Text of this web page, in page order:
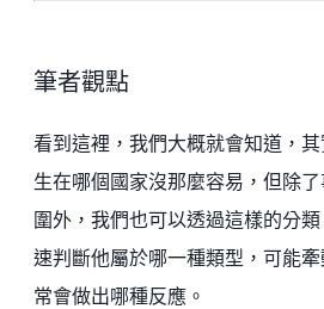
筆者觀點
看到這裡，我們大概就會知道，
生在哪個國家沒那麼容易，但除
圍外，我們也可以透過這樣的分
速判斷他屬於哪一種類型，可能
常會做出哪種反應。